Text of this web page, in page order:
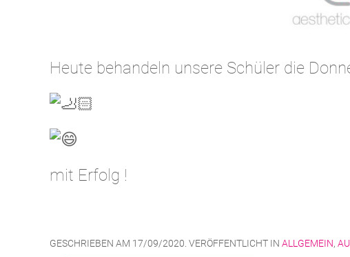
Heute behandeln unsere Schüler die
mit Erfolg !
GESCHRIEBEN AM 17/09/2020 . VERÖFFENTLICHT IN ALLGEMEIN,